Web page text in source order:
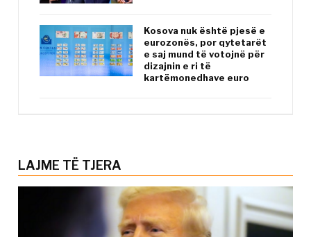
Kosova nuk është pjesë e
eurozonës, por qytetarët
e saj mund të votojnë për
dizajnin e ri të
kartëmonedhave euro
LAJME TË TJERA